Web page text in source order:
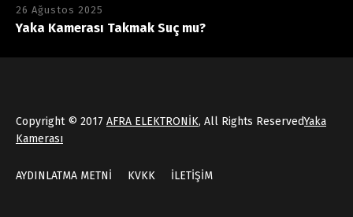
26 Ağustos 2025
Yaka Kamerası Takmak Suç mu?
Copyright © 2017 AFRA ELEKTRONİK, All Rights ReservedYaka
Kamerası
AYDINLATMA METNİ KVKK İLETİŞİM